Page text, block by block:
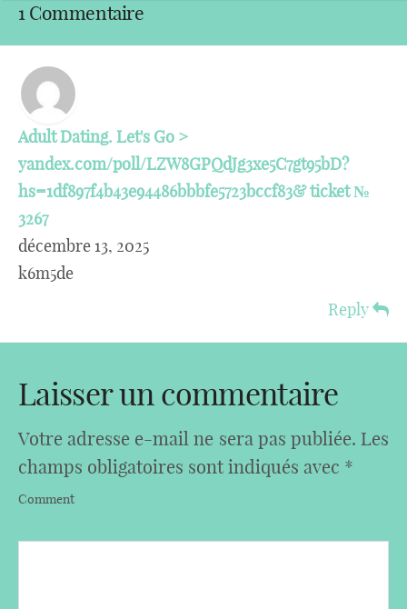
1 Commentaire
Adult Dating. Let's Go >
yandex.com/poll/LZW8GPQdJg3xe5C7gt95bD?
hs=1df897f4b43e94486bbbfe5723bccf83& ticket №
3267
décembre 13, 2025
k6m5de
Reply
Laisser un commentaire
Votre adresse e-mail ne sera pas publiée. Les
champs obligatoires sont indiqués avec *
Comment